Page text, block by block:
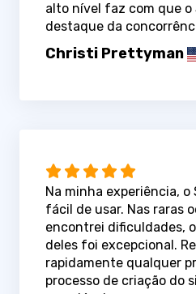
alto nível faz com que o
destaque da
Christi Prettyman
Na minha experiência, o
fácil de usar. Nas raras
encontrei dificuldades,
deles foi excepcional.
rapidamente qualquer
processo de criação do